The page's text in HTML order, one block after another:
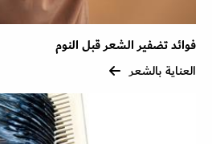
فوائد تضفير الشعر قبل النوم
العناية بالشعر